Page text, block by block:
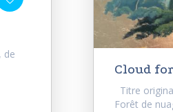
de
Cloud
Titre
Forêt de